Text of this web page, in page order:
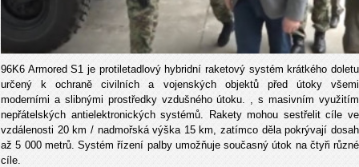
96K6 Armored S1 je protiletadlový hybridní raketový systém krátkého doletu
určený k ochraně civilních a vojenských objektů před útoky všemi
moderními a slibnými prostředky vzdušného útoku. , s masivním využitím
nepřátelských antielektronických systémů. Rakety mohou sestřelit cíle ve
vzdálenosti 20 km / nadmořská výška 15 km, zatímco děla pokrývají dosah
až 5 000 metrů. Systém řízení palby umožňuje současný útok na čtyři různé
cíle.